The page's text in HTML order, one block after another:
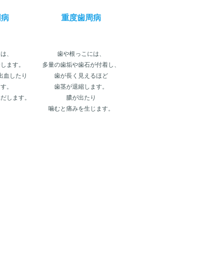
、
ます。
血したり
。
します。
重度歯周病
歯や根っこには、
多量の歯垢や歯石が付着し、
歯が長く見えるほど
歯茎が退縮します。
膿が出たり
噛むと痛みを生じます。